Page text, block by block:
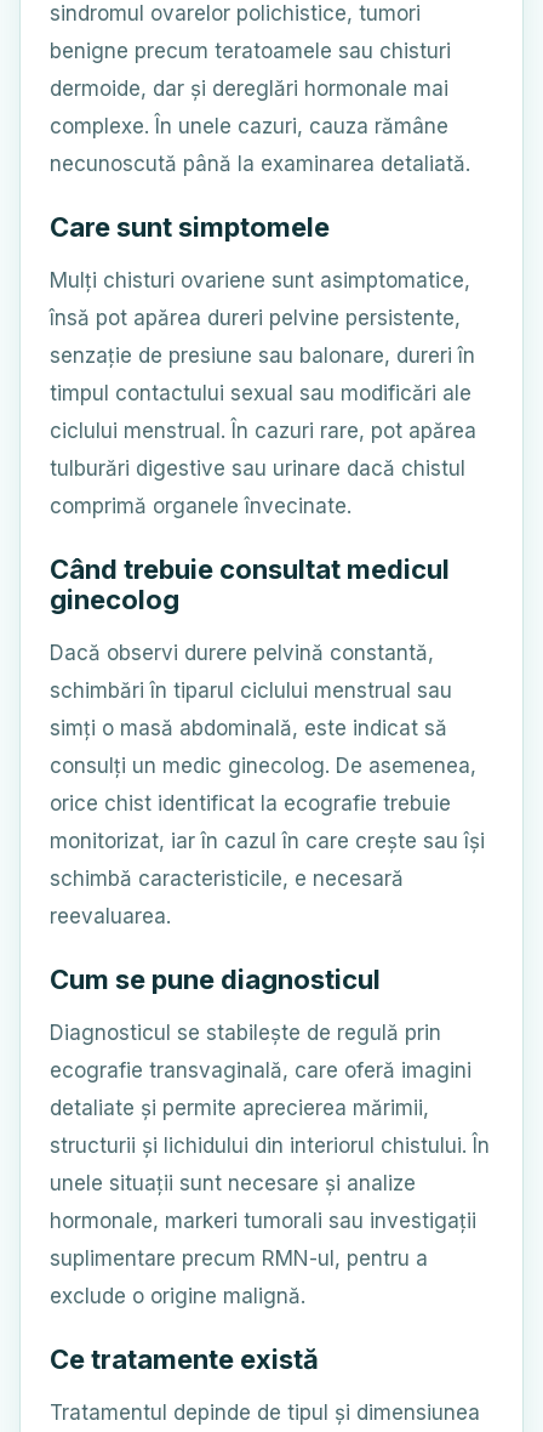
sindromul ovarelor polichistice, tumori
benigne precum teratoamele sau chisturi
dermoide, dar și dereglări hormonale mai
complexe. În unele cazuri, cauza rămâne
necunoscută până la examinarea detaliată.
Care sunt simptomele
Mulți chisturi ovariene sunt asimptomatice,
însă pot apărea dureri pelvine persistente,
senzație de presiune sau balonare, dureri în
timpul contactului sexual sau modificări ale
ciclului menstrual. În cazuri rare, pot apărea
tulburări digestive sau urinare dacă chistul
comprimă organele învecinate.
Când trebuie consultat medicul
ginecolog
Dacă observi durere pelvină constantă,
schimbări în tiparul ciclului menstrual sau
simți o masă abdominală, este indicat să
consulți un medic ginecolog. De asemenea,
orice chist identificat la ecografie trebuie
monitorizat, iar în cazul în care crește sau își
schimbă caracteristicile, e necesară
reevaluarea.
Cum se pune diagnosticul
Diagnosticul se stabilește de regulă prin
ecografie transvaginală, care oferă imagini
detaliate și permite aprecierea mărimii,
structurii și lichidului din interiorul chistului. În
unele situații sunt necesare și analize
hormonale, markeri tumorali sau investigații
suplimentare precum RMN-ul, pentru a
exclude o origine malignă.
Ce tratamente există
Tratamentul depinde de tipul și dimensiunea